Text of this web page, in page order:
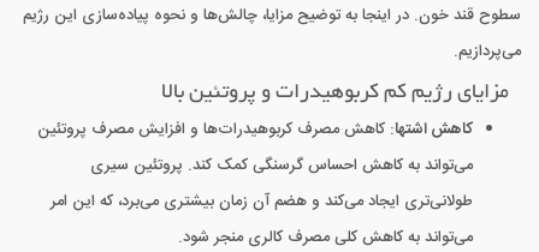
سطوح قند خون. در اینجا به توضیح مزایا، چالش‌ها و نحوه پیاده‌سازی این رژیم
می‌پردازیم.
مزایای رژیم کم کربوهیدرات و پروتئین بالا
کاهش اشتها: کاهش مصرف کربوهیدرات‌ها و افزایش مصرف پروتئین
می‌تواند به کاهش احساس گرسنگی کمک کند. پروتئین سیری
طولانی‌تری ایجاد می‌کند و هضم آن زمان بیشتری می‌برد، که این امر
می‌تواند به کاهش کلی مصرف کالری منجر شود.